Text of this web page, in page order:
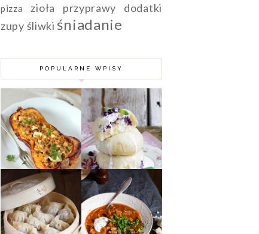
pizza
zioła przyprawy dodatki
zupy śliwki śniadanie
POPULARNE WPISY
DYNIA PIŻMOWA
FASZEROWANA
MIĘSEM
MIELONYM,
KUSKUSEM I
FETĄ
PAMPUCHY Z
JAGODAMI
CHIŃSKIE
PIEROŻKI DIM
SUM Z MIĘSEM
KARMUSZKA -
ZUPA GULASZOWA
Z WARMII I
MAZUR